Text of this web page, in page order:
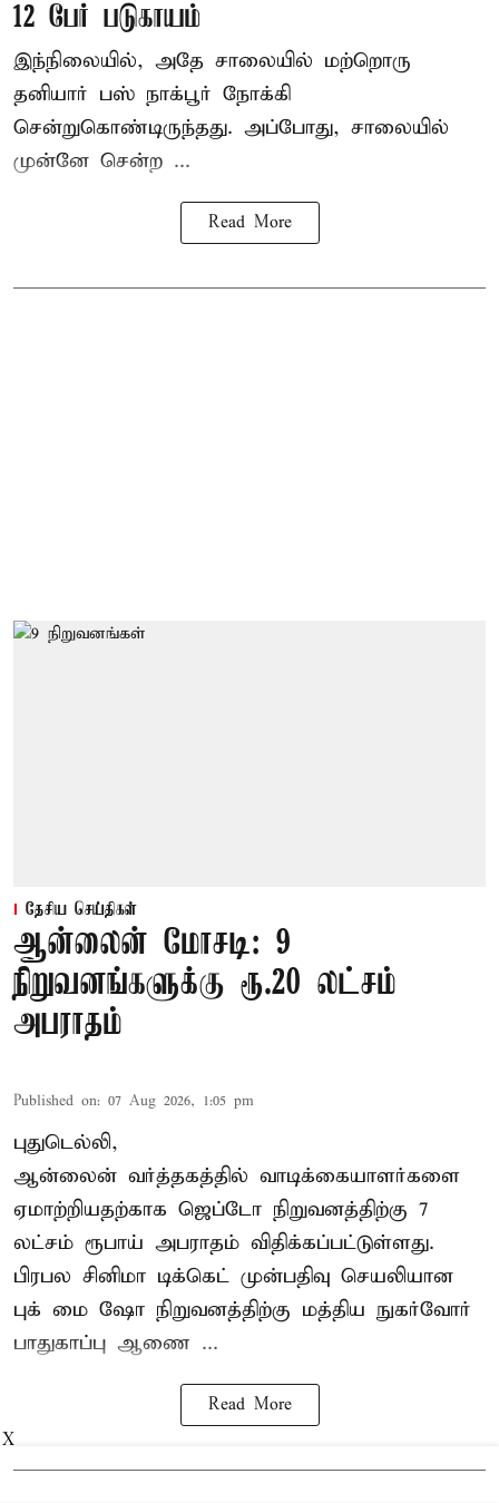
12 பேர் படுகாயம்
இந்நிலையில், அதே சாலையில் மற்றொரு
தனியார் பஸ் நாக்பூர் நோக்கி
சென்றுகொண்டிருந்தது. அப்போது, சாலையில்
முன்னே சென்ற ...
Read More
தேசிய செய்திகள்
ஆன்லைன் மோசடி: 9
நிறுவனங்களுக்கு ரூ.20 லட்சம்
அபராதம்
Published on: 07 Aug 2026, 1:05 pm
புதுடெல்லி,
ஆன்லைன் வர்த்தகத்தில் வாடிக்கையாளர்களை
ஏமாற்றியதற்காக ஜெப்டோ நிறுவனத்திற்கு 7
லட்சம் ரூபாய் அபராதம் விதிக்கப்பட்டுள்ளது.
பிரபல சினிமா டிக்கெட் முன்பதிவு செயலியான
புக் மை ஷோ நிறுவனத்திற்கு மத்திய நுகர்வோர்
பாதுகாப்பு ஆணை ...
Read More
X